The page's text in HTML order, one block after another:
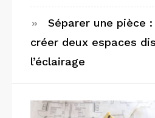
Séparer une pièce
créer deux espaces
l’éclairage